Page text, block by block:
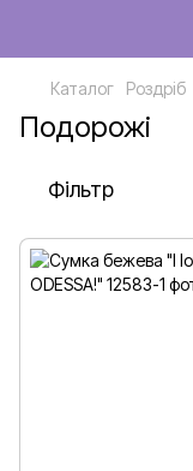
Каталог Роздріб
Подорожі
Фільтр